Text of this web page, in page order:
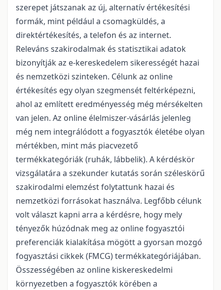
szerepet játszanak az új, alternatív értékesítési
formák, mint például a csomagküldés, a
direktértékesítés, a telefon és az internet.
Releváns szakirodalmak és statisztikai adatok
bizonyítják az e-kereskedelem sikerességét hazai
és nemzetközi szinteken. Célunk az online
értékesítés egy olyan szegmensét feltérképezni,
ahol az említett eredményesség még mérsékelten
van jelen. Az online élelmiszer-vásárlás jelenleg
még nem integrálódott a fogyasztók életébe olyan
mértékben, mint más piacvezető
termékkategóriák (ruhák, lábbelik). A kérdéskör
vizsgálatára a szekunder kutatás során széleskörű
szakirodalmi elemzést folytattunk hazai és
nemzetközi forrásokat használva. Legfőbb célunk
volt választ kapni arra a kérdésre, hogy mely
tényezők húzódnak meg az online fogyasztói
preferenciák kialakítása mögött a gyorsan mozgó
fogyasztási cikkek (FMCG) termékkategóriájában.
Összességében az online kiskereskedelmi
környezetben a fogyasztók körében a